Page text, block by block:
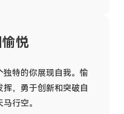
悦
独特的你展现自我。愉
，勇于创新和突破自
行空。